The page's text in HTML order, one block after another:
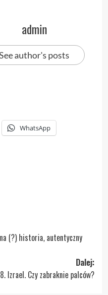
admin
author's posts
WhatsApp
(?) historia, autentyczny
Dalej:
Izrael. Czy zabraknie palców?